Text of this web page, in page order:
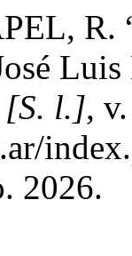
R.
[S. l.],
2026.